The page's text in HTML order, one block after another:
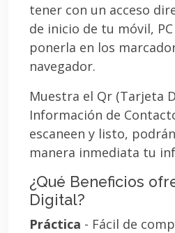
tener con un acceso
de inicio de tu móvil,
ponerla en los
navegador.
Muestra el Qr (Tarjeta
Información de
escaneen y listo,
manera inmediata tu
¿Qué Beneficios
Digital?
Práctica - Fácil de